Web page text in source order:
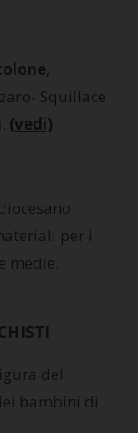
,
Squillace
. (vedi)
per i
medie.
del
bambini di